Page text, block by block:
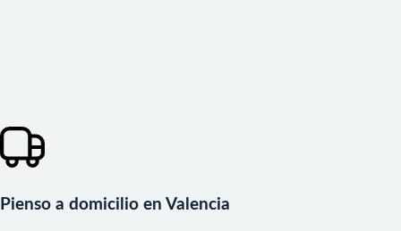
Pienso a domicilio en Valencia